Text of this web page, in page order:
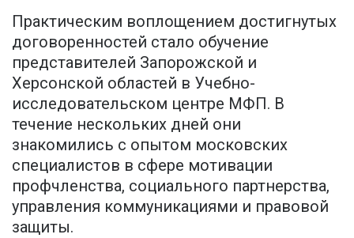
Практическим воплощением достигнутых
договоренностей стало обучение
представителей Запорожской и
Херсонской областей в Учебно-
исследовательском центре МФП. В
течение нескольких дней они
знакомились с опытом московских
специалистов в сфере мотивации
профчленства, социального партнерства,
управления коммуникациями и правовой
защиты.